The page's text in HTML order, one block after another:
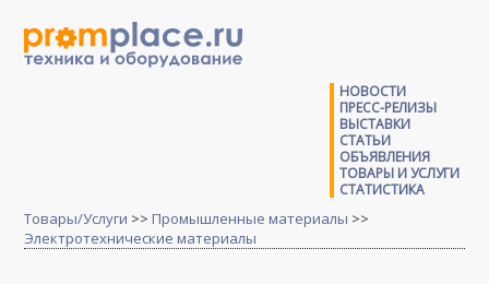
НОВОСТИ
ПРЕСС-РЕЛИЗЫ
ВЫСТАВКИ
СТАТЬИ
ОБЪЯВЛЕНИЯ
ТОВАРЫ И УСЛУГИ
СТАТИСТИКА
Товары/Услуги >> Промышленные материалы >>
Электротехнические материалы